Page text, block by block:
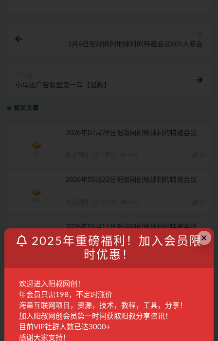
3月6日阳叔网创地球村的特邀会议605人参会
小马达广告联盟第一车【退款】
相关文章
2026年07月29日阳叔网创地球村的特邀会议
2026年05月22日阳叔网创地球村的特邀会议
2026年05月11日阳叔网创地球村的特邀会议
会议回放 3月前
会议回放 1月前
联系客服
×
2025年重磅福利！加入会员限
时优惠！
欢迎进入阳叔网创！
年会员只需198，不定时涨价
海量互联网项目，资源，技术，教程，工具，分享！
加入阳叔网创会员第一时间获取阳叔分享咨讯！
目前VIP社群人数已达3000+
感谢大家支持！